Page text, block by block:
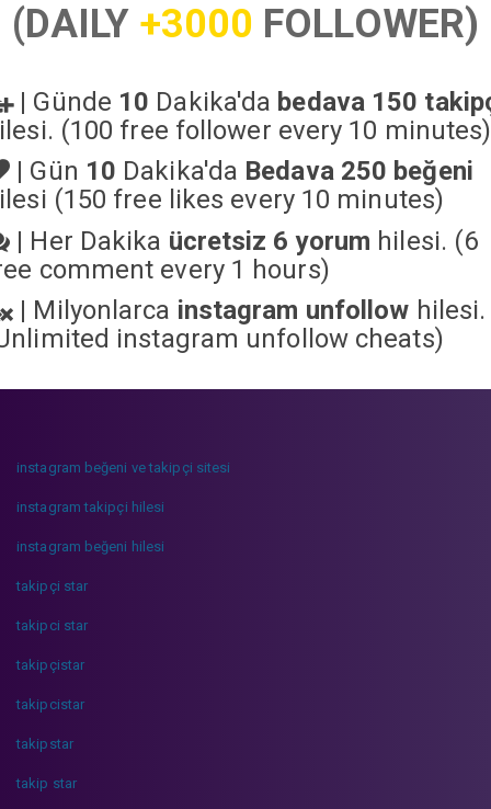
(DAILY +3000 FOLLOWER)
| Günde 10 Dakika'da bedava 150
(100 free follower every 10 minutes)
| Gün 10 Dakika'da Bedava 250 beğeni
(150 free likes every 10 minutes)
| Her Dakika ücretsiz 6 yorum hilesi. (6
comment every 1 hours)
| Milyonlarca instagram unfollow hilesi.
instagram unfollow cheats)
instagram beğeni ve takipçi sitesi
instagram takipçi hilesi
instagram beğeni hilesi
takipçi star
takipci star
takipçistar
takipcistar
takipstar
takip star